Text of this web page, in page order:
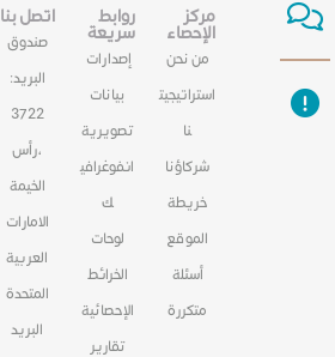
مركز
الإحصاء
من نحن
استراتيجيت
نا
شركاؤنا
خريطة
الموقع
أسئلة
متكررة
روابط
سريعة
إصدارات
بيانات
تصويرية
انفوغرافي
ك
لوحات
الخرائط
الإحصائية
تقارير
اتصل بنا
صندوق
البريد:
3722
،رأس
الخيمة
الامارات
العربية
المتحدة
البريد